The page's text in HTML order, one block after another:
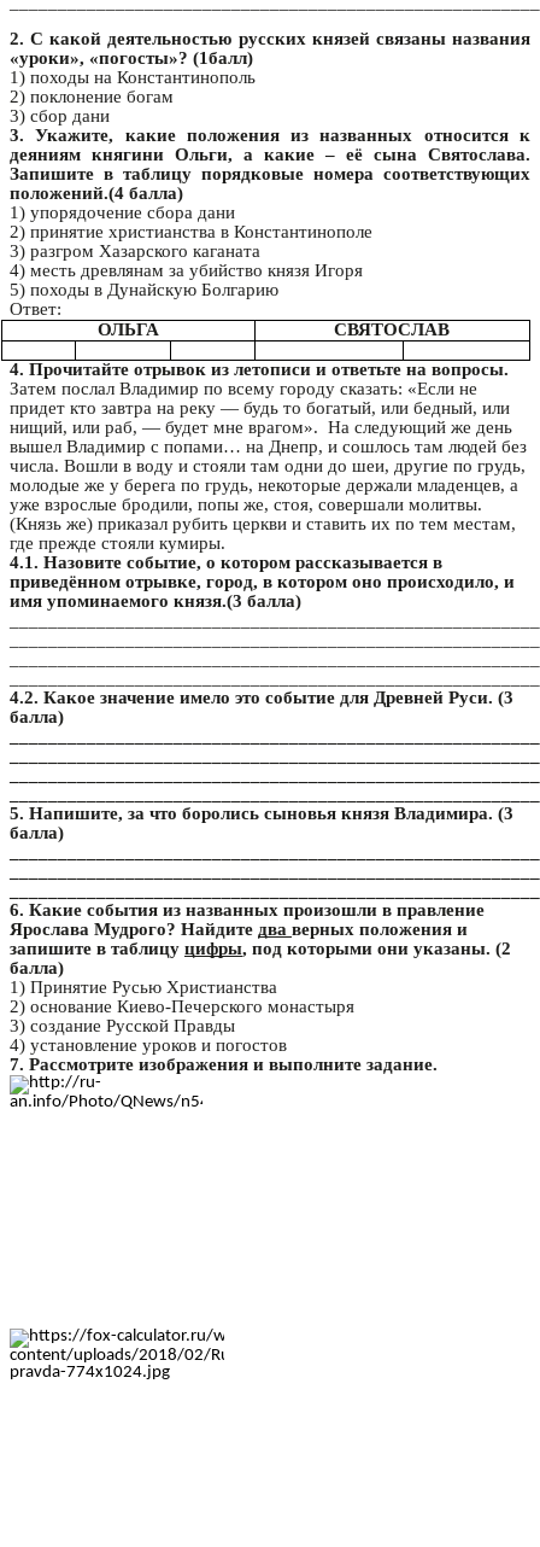
2. С какой деятельностью русских князей связаны названия
«уроки», «погосты»? (1балл)
1) походы на Константинополь
2) поклонение богам
3) сбор дани
3. Укажите, какие положения из названных относится к
деяниям княгини Ольги, а какие – её сына Святослава.
Запишите в таблицу порядковые номера соответствующих
положений.(4 балла)
1) упорядочение сбора дани
2) принятие христианства в Константинополе
3) разгром Хазарского каганата
4) месть древлянам за убийство князя Игоря
5) походы в Дунайскую Болгарию
Ответ:
ОЛЬГА
СВЯТОСЛАВ
4. Прочитайте отрывок из летописи и ответьте на вопросы.
Затем послал Владимир по всему городу сказать: «Если не
придет кто завтра на реку — будь то богатый, или бедный, или
нищий, или раб, — будет мне врагом». На следующий же день
вышел Владимир с попами… на Днепр, и сошлось там людей без
числа. Вошли в воду и стояли там одни до шеи, другие по грудь,
молодые же у берега по грудь, некоторые держали младенцев, а
уже взрослые бродили, попы же, стоя, совершали молитвы.
(Князь же) приказал рубить церкви и ставить их по тем местам,
где прежде стояли кумиры.
4.1. Назовите событие, о котором рассказывается в
приведённом отрывке, город, в котором оно происходило, и
имя упоминаемого князя.(3 балла)
4.2. Какое значение имело это событие для Древней Руси. (3
балла)
5. Напишите, за что боролись сыновья князя Владимира. (3
балла)
6. Какие события из названных произошли в правление
Ярослава Мудрого? Найдите два верных положения и
запишите в таблицу цифры, под которыми они указаны. (2
балла)
1) Принятие Русью Христианства
2) основание Киево-Печерского монастыря
3) создание Русской Правды
4) установление уроков и погостов
7. Рассмотрите изображения и выполните задание.